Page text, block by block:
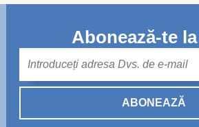
Abonează-te
ABONEAZĂ